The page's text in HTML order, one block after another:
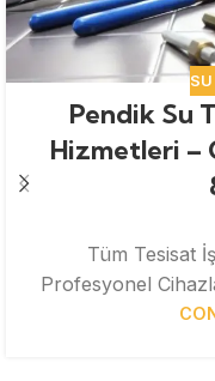
SU
Pendik Su
Hizmetleri –
Tüm Tesisat
Profesyonel